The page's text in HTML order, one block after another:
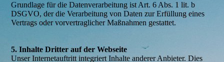
Grundlage für die Datenverarbeitung ist Art. 6 Abs. 1 lit. b
DSGVO, der die Verarbeitung von Daten zur Erfüllung eines
Vertrags oder vorvertraglicher Maßnahmen gestattet.
5. Inhalte Dritter auf der Webseite
Unser Internetauftritt integriert Inhalte anderer Anbieter. Dies